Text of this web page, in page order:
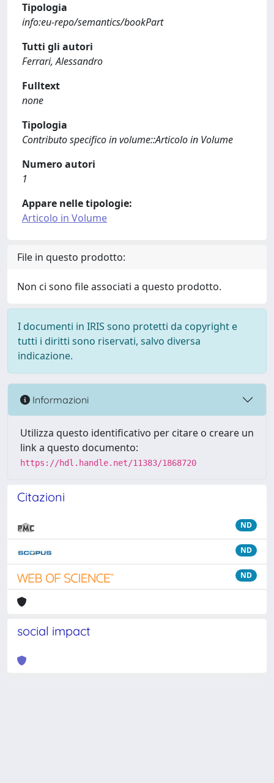
Tipologia
info:eu-repo/semantics/bookPart
Tutti gli autori
Ferrari, Alessandro
Fulltext
none
Tipologia
Contributo specifico in volume::Articolo in Volume
Numero autori
1
Appare nelle tipologie:
Articolo in Volume
File in questo prodotto:
Non ci sono file associati a questo prodotto.
I documenti in IRIS sono protetti da copyright e
tutti i diritti sono riservati, salvo diversa
indicazione.
Informazioni
Utilizza questo identificativo per citare o creare un
link a questo documento:
https://hdl.handle.net/11383/1868720
Citazioni
ND
ND
ND
social impact